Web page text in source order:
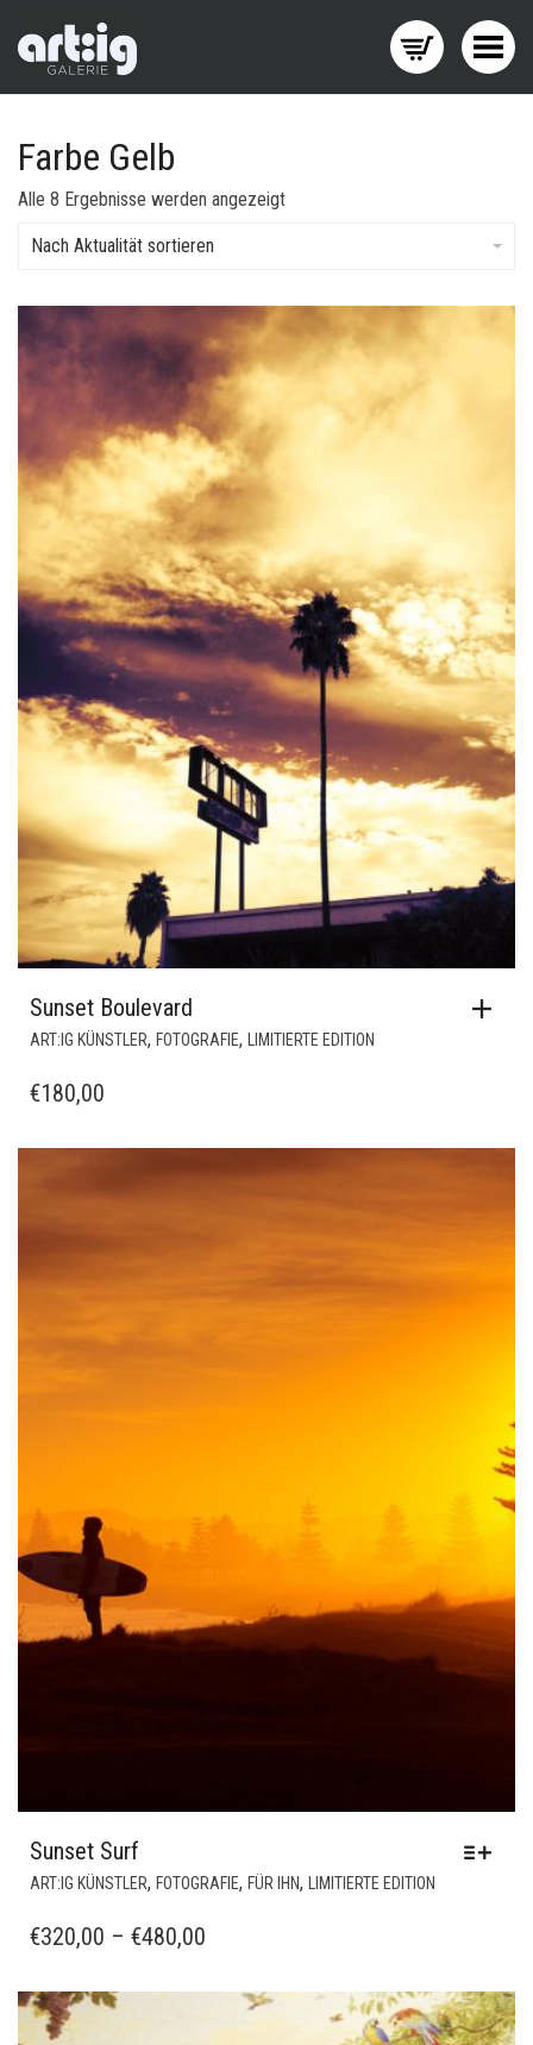
Menü wechseln
Farbe Gelb
Alle 8 Ergebnisse werden angezeigtNach
Nach Aktualität sortieren
Sunset Boulevard
ART:IG KÜNSTLER, FOTOGRAFIE, LIMITIERTE EDITION
€180,00
Sunset Surf
ART:IG KÜNSTLER, FOTOGRAFIE, FÜR IHN, LIMITIERTE EDITION
AUF.
DIE
€320,00 – €480,00